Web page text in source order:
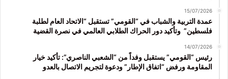
15/07/2026
عمدة التربية والشباب في “القومي” تستقبل “الاتحاد العام لطلبة
فلسطين” وتأكيد دور الحراك الطلابي العالمي في نصرة القضية
14/07/2026
رئيس “القومي” يستقبل وفداً من “الشعبي الناصري”: تأكيد خيار
المقاومة ورفض “اتفاق الإطار” ودعوة لتجريم الاتصال بالعدو